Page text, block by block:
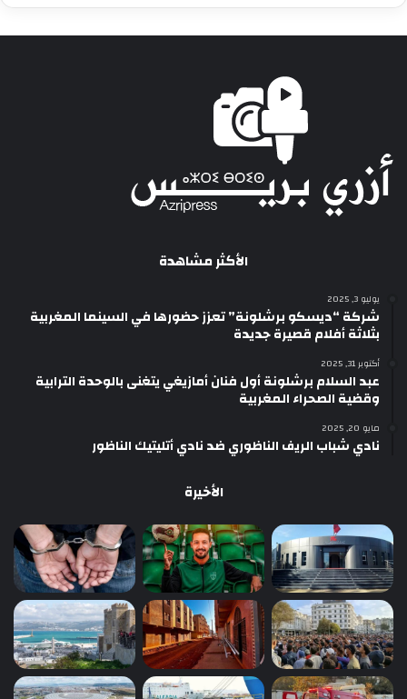
الأكثر مشاهدة
يوليو 3, 2025
شركة “ديسكو برشلونة” تعزز حضورها في السينما المغربية
بثلاثة أفلام قصيرة جديدة
أكتوبر 31, 2025
عبد السلام برشلونة أول فنان أمازيغي يتغنى بالوحدة الترابية
وقضية الصحراء المغربية
مايو 20, 2025
نادي شباب الريف الناظوري ضد نادي أتليتيك الناظور
الأخيرة